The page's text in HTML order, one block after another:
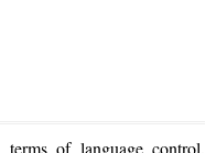
of language control,